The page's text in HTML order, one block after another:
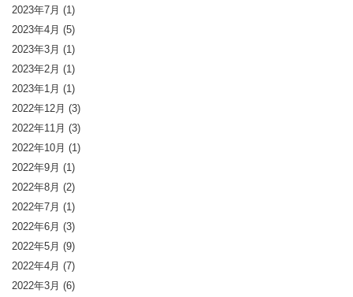
2023年7月 (1)
2023年4月 (5)
2023年3月 (1)
2023年2月 (1)
2023年1月 (1)
2022年12月 (3)
2022年11月 (3)
2022年10月 (1)
2022年9月 (1)
2022年8月 (2)
2022年7月 (1)
2022年6月 (3)
2022年5月 (9)
2022年4月 (7)
2022年3月 (6)